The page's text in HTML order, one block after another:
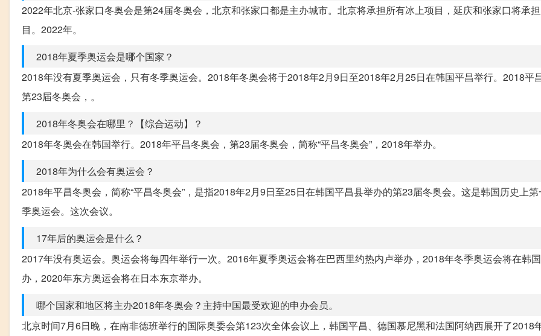
2022年北京-张家口冬奥会是第24届冬奥会，北京和张家口都是主办城市。北京将承担所有冰上项目，延庆和张家口将承
目。2022年。
2018年夏季奥运会是哪个国家？
2018年没有夏季奥运会，只有冬季奥运会。2018年冬奥会将于2018年2月9日至2018年2月25日在韩国平昌举行。2018平
第23届冬奥会，。
2018年冬奥会在哪里？【综合运动】？
2018年冬奥会在韩国举行。2018年平昌冬奥会，第23届冬奥会，简称“平昌冬奥会”，2018年举办。
2018年为什么会有奥运会？
2018年平昌冬奥会，简称“平昌冬奥会”，是指2018年2月9日至25日在韩国平昌县举办的第23届冬奥会。这是韩国历史上
季奥运会。这次会议。
17年后的奥运会是什么？
2017年没有奥运会。奥运会将每四年举行一次。2016年夏季奥运会将在巴西里约热内卢举办，2018年冬季奥运会将在韩
办，2020年东方奥运会将在日本东京举办。
哪个国家和地区将主办2018年冬奥会？主持中国最受欢迎的申办会员。
北京时间7月6日晚，在南非德班举行的国际奥委会第123次全体会议上，韩国平昌、德国慕尼黑和法国阿纳西展开了2018